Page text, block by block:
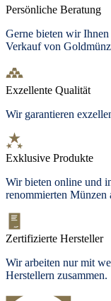
Persönliche Beratung
Gerne bieten wir
Verkauf von
Exzellente Qualität
Wir garantieren
Exklusive Produkte
Wir bieten online und
renommierten Münzen
Zertifizierte Hersteller
Wir arbeiten nur mit
Herstellern zusammen.